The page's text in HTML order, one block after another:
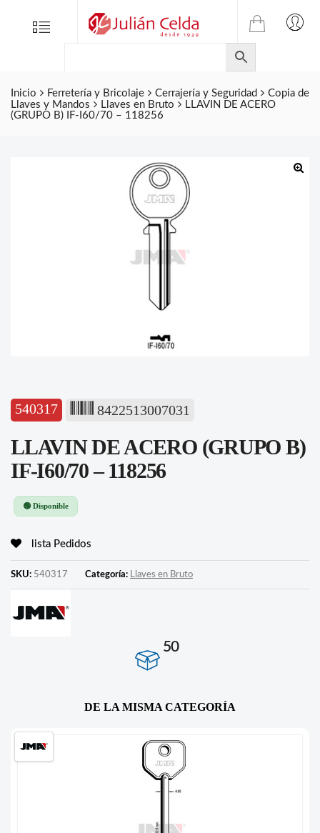
Menu
TIENDA
ONLINE
DE
JULIAN
CELDA
Inicio Ferretería y Bricolaje Cerrajería y Seguridad
Copia de
Llaves y Mandos
Llaves en Bruto
LLAVIN DE ACERO
(GRUPO B) IF-I60/70 – 118256
540317 8422513007031
LLAVIN DE ACERO (GRUPO B)
IF-I60/70 – 118256
🟢 Disponible
lista Pedidos
SKU: 540317 Categoría: Llaves en Bruto
50
DE LA MISMA CATEGORÍA
Folletos
Contacto